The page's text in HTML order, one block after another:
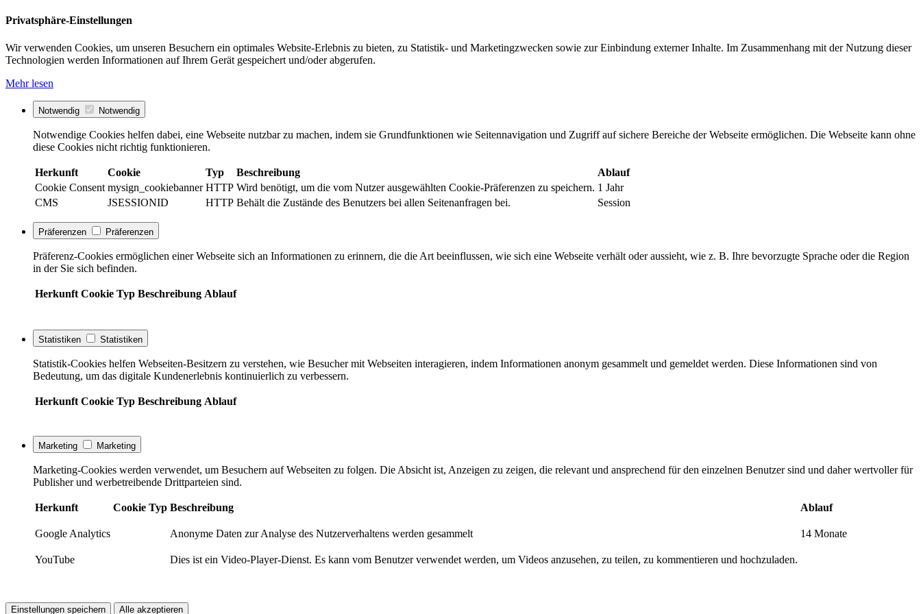
Privatsphäre-Einstellungen
Wir verwenden Cookies, um unseren Besuchern ein optimales Website-Erlebnis zu bieten, zu Statistik- und Marketingzwecken sowie zur Einbindung externer Inhalte. Im Zusammenhang mit der Nutzung dieser
Technologien werden Informationen auf Ihrem Gerät gespeichert und/oder abgerufen.
Mehr lesen
Notwendig Notwendig
Notwendige Cookies helfen dabei, eine Webseite nutzbar zu machen, indem sie Grundfunktionen wie Seitennavigation und Zugriff auf sichere Bereiche der Webseite ermöglichen. Die Webseite kann ohne
diese Cookies nicht richtig funktionieren.
Herkunft Cookie Typ Beschreibung
Ablauf
Cookie Consent mysign_cookiebanner HTTP Wird benötigt, um die vom Nutzer ausgewählten Cookie-Präferenzen zu speichern. 1 Jahr
CMS
JSESSIONID HTTP Behält die Zustände des Benutzers bei allen Seitenanfragen bei. Session
Präferenzen Präferenzen
Präferenz-Cookies ermöglichen einer Webseite sich an Informationen zu erinnern, die die Art beeinflussen, wie sich eine Webseite verhält oder aussieht, wie z. B. Ihre bevorzugte Sprache oder die Region
in der Sie sich befinden.
Herkunft Cookie Typ Beschreibung Ablauf
Statistiken Statistiken
Statistik-Cookies helfen Webseiten-Besitzern zu verstehen, wie Besucher mit Webseiten interagieren, indem Informationen anonym gesammelt und gemeldet werden. Diese Informationen sind von
Bedeutung, um das digitale Kundenerlebnis kontinuierlich zu verbessern.
Herkunft Cookie Typ Beschreibung Ablauf
Marketing Marketing
Marketing-Cookies werden verwendet, um Besuchern auf Webseiten zu folgen. Die Absicht ist, Anzeigen zu zeigen, die relevant und ansprechend für den einzelnen Benutzer sind und daher wertvoller für
Publisher und werbetreibende Drittparteien sind.
Herkunft Cookie Typ Beschreibung Ablauf
Google Analytics Anonyme Daten zur Analyse des Nutzerverhaltens werden gesammelt 14 Monate
YouTube Dies ist ein Video-Player-Dienst. Es kann vom Benutzer verwendet werden, um Videos anzusehen, zu teilen, zu kommentieren und hochzuladen.
Einstellungen speichern Alle akzeptieren